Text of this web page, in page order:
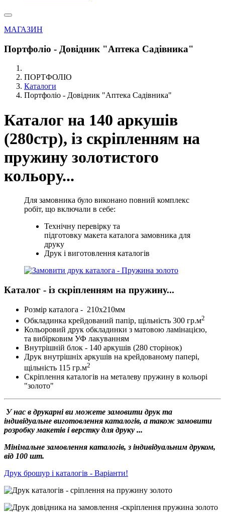
МАГАЗИН
Портфоліо - Довідник "Аптека Садівника"
ПОРТФОЛІО
Каталоги
Портфоліо - Довідник "Аптека Садівника"
Каталог на 140 аркушів
(280стр), із скріпленням на
пружину золотистого
кольору...
Для замовника було виконано повний комплекс
робіт, що включали в себе:
Технічну перевірку та
підготовку макета каталога замовника для
друку
Друк і виготовлення каталогів
Каталог - із скріпленням на пружину...
Розмір каталога - 210х210мм
Обкладинка крейдований папір, щільність 300 гр.м2
Кольоровий друк обкладинки з матовою ламінацією,
та вибірковим УФ лакуванням
Внутрішній блок - 140 аркушів (280 сторінок)
Друк внутрішніх аркушів на крейдованому папері,
щільність 115 гр.м2
Скріплення каталогів на металеву пружину в кольорі
"золото"
У нас в друкарні ви можете замовити друк та
індивідуальне виготовлення каталогів, а також замовити
розробку макетів і верстку для друку ...
Мінімальне замовлення каталогів, з індивідуальним друком,
від 100 шт.
Друк брошур і каталогів - Варіанти!